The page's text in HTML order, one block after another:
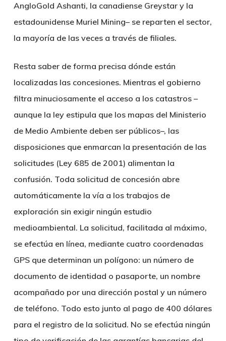
AngloGold Ashanti, la canadiense Greystar y la
estadounidense Muriel Mining– se reparten el sector,
la mayoría de las veces a través de filiales.
Resta saber de forma precisa dónde están
localizadas las concesiones. Mientras el gobierno
filtra minuciosamente el acceso a los catastros –
aunque la ley estipula que los mapas del Ministerio
de Medio Ambiente deben ser públicos–, las
disposiciones que enmarcan la presentación de las
solicitudes (Ley 685 de 2001) alimentan la
confusión. Toda solicitud de concesión abre
automáticamente la vía a los trabajos de
exploración sin exigir ningún estudio
medioambiental. La solicitud, facilitada al máximo,
se efectúa en línea, mediante cuatro coordenadas
GPS que determinan un polígono: un número de
documento de identidad o pasaporte, un nombre
acompañado por una dirección postal y un número
de teléfono. Todo esto junto al pago de 400 dólares
para el registro de la solicitud. No se efectúa ningún